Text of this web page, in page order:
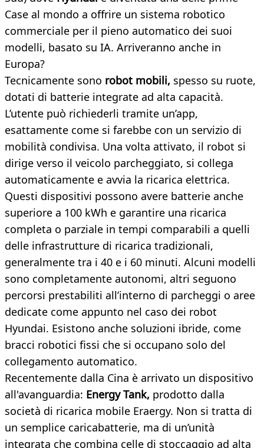
Case al mondo a offrire un sistema robotico
commerciale per il pieno automatico dei suoi
modelli, basato su IA. Arriveranno anche in
Europa?
Tecnicamente sono robot mobili, spesso su ruote,
dotati di batterie integrate ad alta capacità.
L’utente può richiederli tramite un’app,
esattamente come si farebbe con un servizio di
mobilità condivisa. Una volta attivato, il robot si
dirige verso il veicolo parcheggiato, si collega
automaticamente e avvia la ricarica elettrica.
Questi dispositivi possono avere batterie anche
superiore a 100 kWh e garantire una ricarica
completa o parziale in tempi comparabili a quelli
delle infrastrutture di ricarica tradizionali,
generalmente tra i 40 e i 60 minuti. Alcuni modelli
sono completamente autonomi, altri seguono
percorsi prestabiliti all’interno di parcheggi o aree
dedicate come appunto nel caso dei robot
Hyundai. Esistono anche soluzioni ibride, come
bracci robotici fissi che si occupano solo del
collegamento automatico.
Recentemente dalla Cina è arrivato un dispositivo
all'avanguardia: Energy Tank, prodotto dalla
società di ricarica mobile Eraergy. Non si tratta di
un semplice caricabatterie, ma di un’unità
integrata che combina celle di stoccaggio ad alta